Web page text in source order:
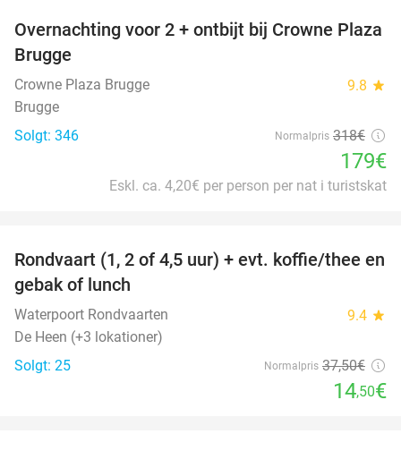
44%
Overnachting voor 2 + ontbijt bij Crowne Plaza
Brugge
Crowne Plaza Brugge 9.8 star
Brugge
Solgt: 346
Normalpris 318€
179€
Eskl. ca. 4,20€ per person per nat i turistskat
61%
Rondvaart (1, 2 of 4,5 uur) + evt. koffie/thee en
gebak of lunch
Waterpoort Rondvaarten 9.4 star
De Heen (+3 lokationer)
Solgt: 25
Normalpris 37,50€
14,50€